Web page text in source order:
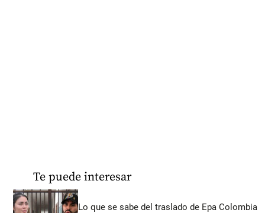
Te puede interesar
Lo que se sabe del traslado de Epa Colombia